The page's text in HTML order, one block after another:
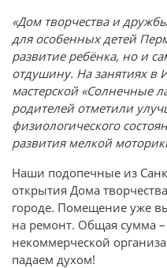
«Дом творчества и
для особенных детей
развитие ребёнка, но и
отдушину. На занятиях в
мастерской «Солнечные
родителей отметили
физиологического
развития мелкой
Наши подопечные из
открытия Дома
городе. Помещение уже
на ремонт. Общая сумма
некоммерческой
падаем духом!